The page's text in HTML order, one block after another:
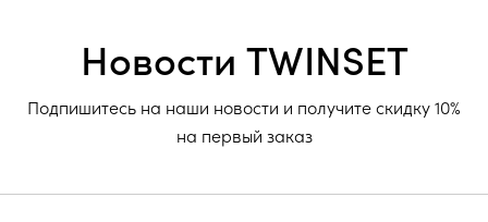
Новости TWINSET
Подпишитесь на наши новости и получите скидку 10%
на первый заказ